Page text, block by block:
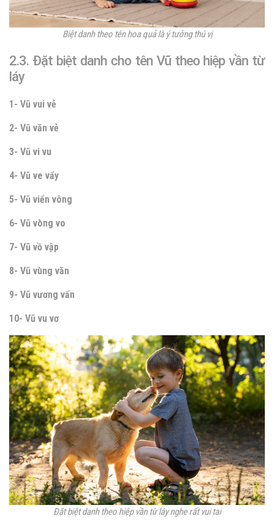
Biệt danh theo tên hoa quả là ý tưởng thú vị
2.3. Đặt biệt danh cho tên Vũ theo hiệp vần từ
láy
1- Vũ vui vẻ
2- Vũ văn vẻ
3- Vũ vi vu
4- Vũ ve vẩy
5- Vũ viển vông
6- Vũ vòng vo
7- Vũ vồ vập
8- Vũ vùng văn
9- Vũ vương vấn
10- Vũ vu vơ
Đặt biệt danh theo hiệp vần từ láy nghe rất vui tai